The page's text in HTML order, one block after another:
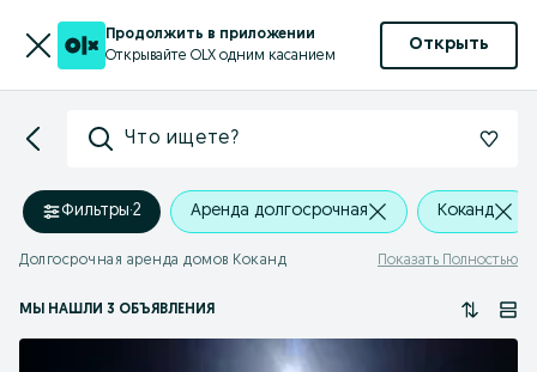
Продолжить в приложении
Открывайте OLX одним касанием
Открыть
Что ищете?
Фильтры·2 Аренда долгосрочная Коканд
Долгосрочная аренда домов Коканд Показать Полностью
МЫ НАШЛИ 3 ОБЪЯВЛЕНИЯ